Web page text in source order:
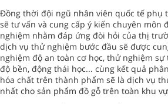
Đồng thời đội ngũ nhân viên quốc tế phụ
sẽ tư vấn và cung cấp ý kiến chuyên môn
nghiệm nhằm đáp ứng đòi hỏi của thị
dịch vụ thử nghiệm bước đầu sẽ được
nghiệm độ an toàn cơ học, thử nghiệm
độ bền, động thái học... cùng kết quả
hóa chất trên thành phẩm sẽ là dịch vụ
nhất cho sản phẩm đồ gỗ trên toàn khu